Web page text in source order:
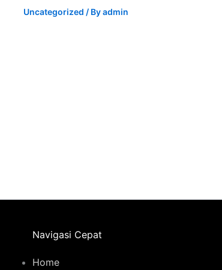
Uncategorized / Byadmin
Navigasi Cepat
Home